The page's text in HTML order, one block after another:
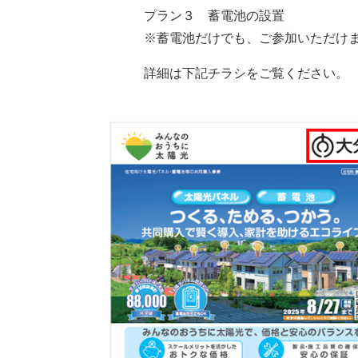
プラン３ 蓄電池の設置
※蓄電池だけでも、ご参加いただけ
詳細は下記チラシをご覧ください。